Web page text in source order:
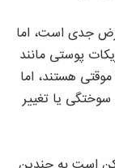
جدی است، اما
پوستی مانند
هستند، اما
یا تغییر